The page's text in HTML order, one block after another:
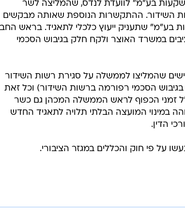
בע"מ" לוועדת לנדס, שהמליצה לשר
השידור. ההתקשרות הנוספת שאותה מבקשים
בע"מ" שתעניק ייעוץ כלכלי לתאגיד. בראש
במשרד האוצר ולקח חלק בגיבוש הסכמי
שהמליצו לממשלה על סגירת רשות השידור
הסכמי רפורמה ברשות השידור) וכל זאת
זמני הכפוף לראש הממשלה המכהן גם כשר
המועצה הבלתי תלויה לתאגיד החדש 
הדין.
על פי חוק והכללים במגזר הציבורי.